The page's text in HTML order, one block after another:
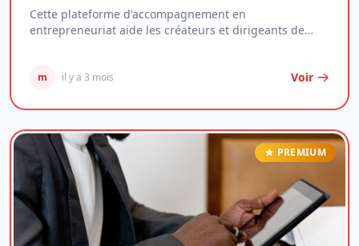
Cette plateforme d'accompagnement en
entrepreneuriat aide les créateurs et dirigeants de
m il y a 3 mois Voir
PREMIUM